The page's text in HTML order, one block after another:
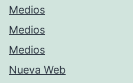
Medios
Medios
Medios
Nueva Web